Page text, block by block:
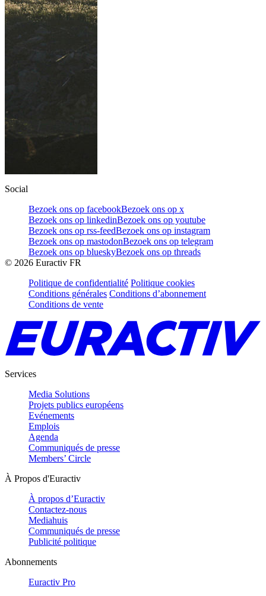
Social
Bezoek ons op facebookBezoek ons op x
Bezoek ons op linkedinBezoek ons op youtube
Bezoek ons op rss-feedBezoek ons op instagram
Bezoek ons op mastodonBezoek ons op telegram
Bezoek ons op blueskyBezoek ons op threads
© 2026 Euractiv FR
Politique de confidentialité Politique cookies
Conditions générales Conditions d’abonnement
Conditions de vente
Services
Media Solutions
Projets publics européens
Evénements
Emplois
Agenda
Communiqués de presse
Members’ Circle
À Propos d'Euractiv
À propos d’Euractiv
Contactez-nous
Mediahuis
Communiqués de presse
Publicité politique
Abonnements
Euractiv Pro